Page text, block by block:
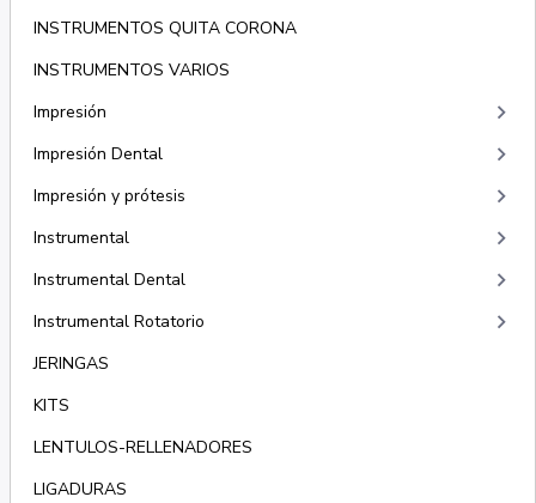
INSTRUMENTOS QUITA CORONA
INSTRUMENTOS VARIOS
Impresión
keyboard_arrow_right
Impresión Dental keyboard_arrow_right
Impresión y prótesis keyboard_arrow_right
Instrumental keyboard_arrow_right
Instrumental Dental keyboard_arrow_right
Instrumental Rotatorio keyboard_arrow_right
JERINGAS
KITS
LENTULOS-RELLENADORES
LIGADURAS